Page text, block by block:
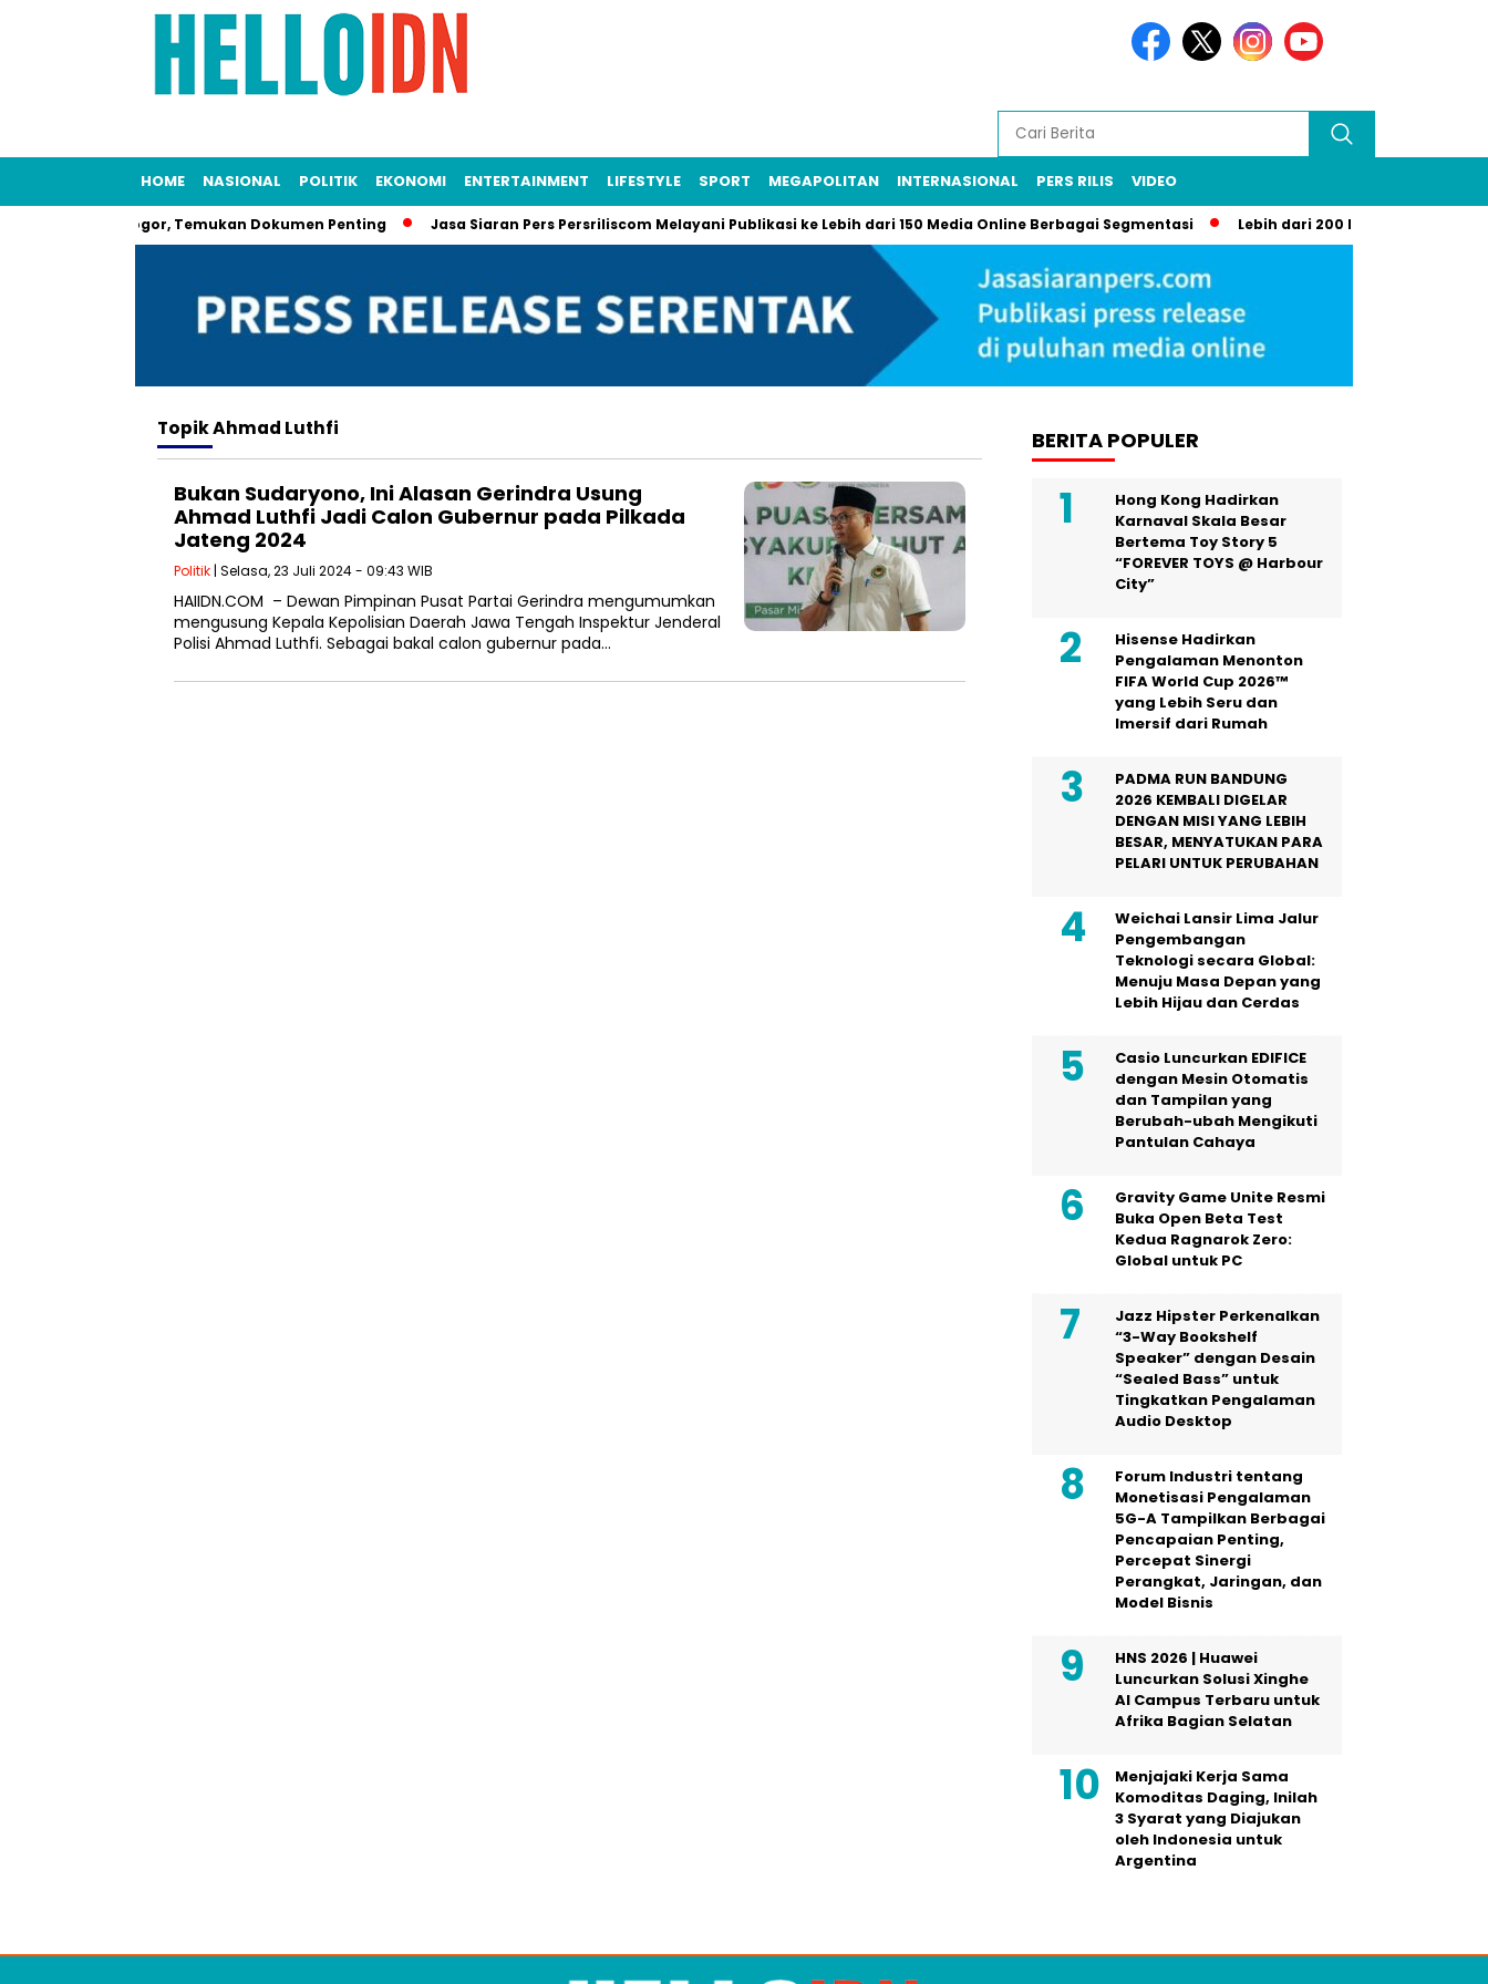
HOME NASIONAL POLITIK EKONOMI ENTERTAINMENT LIFESTYLE SPORT MEGAPOLITAN INTERNASIONAL PERS RILIS VIDEO
Beraksi di Bogor, Temukan Dokumen Penting Jasa Siaran Pers Persriliscom Melayani Publikasi ke Lebih dari 150 Media Online Berbagai Segmentasi Lebih dari 200 Demonstran Bentrok
TopikAhmad Luthfi
Bukan Sudaryono, Ini Alasan Gerindra Usung
Ahmad Luthfi Jadi Calon Gubernur pada Pilkada
Jateng 2024
Politik | Selasa, 23 Juli 2024 - 09:43 WIB
HAIIDN.COM – Dewan Pimpinan Pusat Partai Gerindra mengumumkan
mengusung Kepala Kepolisian Daerah Jawa Tengah Inspektur Jenderal
Polisi Ahmad Luthfi. Sebagai bakal calon gubernur pada…
BERITA POPULER
Hong Kong Hadirkan
Karnaval Skala Besar
Bertema Toy Story 5
“FOREVER TOYS @ Harbour
City”
Hisense Hadirkan
Pengalaman Menonton
FIFA World Cup 2026™
yang Lebih Seru dan
Imersif dari Rumah
PADMA RUN BANDUNG
2026 KEMBALI DIGELAR
DENGAN MISI YANG LEBIH
BESAR, MENYATUKAN PARA
PELARI UNTUK PERUBAHAN
Weichai Lansir Lima Jalur
Pengembangan
Teknologi secara Global:
Menuju Masa Depan yang
Lebih Hijau dan Cerdas
Casio Luncurkan EDIFICE
dengan Mesin Otomatis
dan Tampilan yang
Berubah-ubah Mengikuti
Pantulan Cahaya
Gravity Game Unite Resmi
Buka Open Beta Test
Kedua Ragnarok Zero:
Global untuk PC
Jazz Hipster Perkenalkan
“3-Way Bookshelf
Speaker” dengan Desain
“Sealed Bass” untuk
Tingkatkan Pengalaman
Audio Desktop
Forum Industri tentang
Monetisasi Pengalaman
5G-A Tampilkan Berbagai
Pencapaian Penting,
Percepat Sinergi
Perangkat, Jaringan, dan
Model Bisnis
HNS 2026 | Huawei
Luncurkan Solusi Xinghe
AI Campus Terbaru untuk
Afrika Bagian Selatan
Menjajaki Kerja Sama
Komoditas Daging, Inilah
3 Syarat yang Diajukan
oleh Indonesia untuk
Argentina